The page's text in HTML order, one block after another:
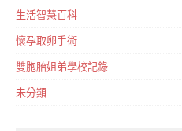
生活智慧百科
懷孕取卵手術
雙胞胎姐弟學校記錄
未分類